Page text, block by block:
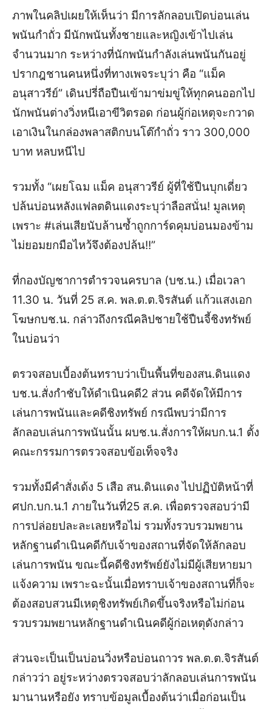
ภาพในคลิปเผยให้เห็นว่า มีการลักลอบเปิดบ่อนเล่น
พนันกำถั่ว มีนักพนันทั้งชายและหญิงเข้าไปเล่น
จำนวนมาก ระหว่างที่นักพนันกำลังเล่นพนันกันอยู่
ปรากฎชานคนหนึ่งที่ทางเพจระบุว่า คือ “แม็ค
อนุสาวรีย์” เดินปรี่ถือปืนเข้ามาข่มขู่ให้ทุกคนออกไป
นักพนันต่างวิ่งหนีเอาขีวิตรอด ก่อนผู้ก่อเหตุจะกวาด
เอาเงินในกล่องพลาสติกบนโต๊กำถั่ว ราว 300,000
บาท หลบหนีไป
รวมทั้ง “เผยโฉม แม็ค อนุสาวรีย์ ผู้ที่ใช้ปืนบุกเดี่ยว
ปล้นบ่อนหลังแฟลตดินแดงระบุว่าลือสนั่น! มูลเหตุ
เพราะ #เล่นเสียนับล้านซ้ำถูกการ์ดคุมบ่อนมองข้าม
ไม่ยอมยกมือไหว้จึงต้องปล้น!!”
ที่กองบัญชาการตำรวจนครบาล (บช.น.) เมื่อเวลา
11.30 น. วันที่ 25 ส.ค. พล.ต.ต.จิรสันต์ แก้วแสงเอก
โฆษกบช.น. กล่าวถึงกรณีคลิปชายใช้ปืนจี้ชิงทรัพย์
ในบ่อนว่า
ตรวจสอบเบื้องต้นทราบว่าเป็นพื้นที่ของสน.ดินแดง
บช.น.สั่งกำชับให้ดำเนินคดี2 ส่วน คดีจัดให้มีการ
เล่นการพนันและคดีชิงทรัพย์ กรณีพบว่ามีการ
ลักลอบเล่นการพนันนั้น ผบช.น.สั่งการให้ผบก.น.1 ตั้ง
คณะกรรมการตรวจสอบข้อเท็จจริง
รวมทั้งมีคำสั่งเด้ง 5 เสือ สน.ดินแดง ไปปฏิบัติหน้าที่
ศปก.บก.น.1 ภายในวันที่25 ส.ค. เพื่อตรวจสอบว่ามี
การปล่อยปละละเลยหรือไม่ รวมทั้งรวบรวมพยาน
หลักฐานดำเนินคดีกับเจ้าของสถานที่จัดให้ลักลอบ
เล่นการพนัน ขณะนี้คดีชิงทรัพย์ยังไม่มีผู้เสียหายมา
แจ้งความ เพราะฉะนั้นเมื่อทราบเจ้าของสถานที่ก็จะ
ต้องสอบสวนมีเหตุชิงทรัพย์เกิดขึ้นจริงหรือไม่ก่อน
รวบรวมพยานหลักฐานดำเนินคดีผู้ก่อเหตุดังกล่าว
ส่วนจะเป็นเป็นบ่อนวิ่งหรือบ่อนถาวร พล.ต.ต.จิรสันต์
กล่าวว่า อยู่ระหว่างตรวจสอบว่าลักลอบเล่นการพนัน
มานานหรือยัง ทราบข้อมูลเบื้องต้นว่าเมื่อก่อนเป็น